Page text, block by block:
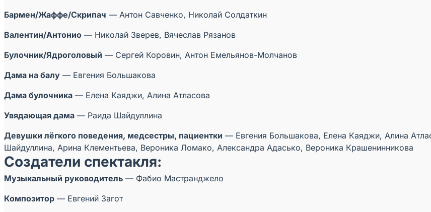
Бармен/Жаффе/Скрипач — Антон Савченко, Николай Солдаткин
Валентин/Антонио — Николай Зверев, Вячеслав Рязанов
Булочник/Ядроголовый — Сергей Коровин, Антон Емельянов-Молчанов
Дама на балу — Евгения Большакова
Дама булочника — Елена Каяджи, Алина Атласова
Увядающая дама — Раида Шайдуллина
Девушки лёгкого поведения, медсестры, пациентки — Евгения Большакова, Елена Каяджи, Алина
Шайдуллина, Арина Клементьева, Вероника Ломако, Александра Адасько, Вероника Крашенинникова
Создатели спектакля:
Музыкальный руководитель — Фабио Мастранджело
Композитор — Евгений Загот